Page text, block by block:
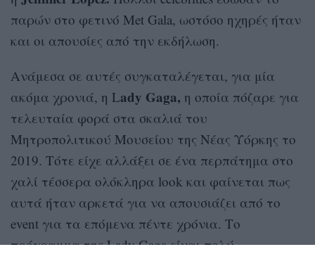
παρών στο φετινό Met Gala, ωστόσο ηχηρές ήταν
και οι απουσίες από την εκδήλωση.
Ανάμεσα σε αυτές συγκαταλέγεται, για μία
ακόμα χρονιά, η Lady Gaga, η οποία πόζαρε για
τελευταία φορά στα σκαλιά του
Μητροπολιτικού Μουσείου της Νέας Υόρκης το
2019. Τότε είχε αλλάξει σε ένα περπάτημα στο
χαλί τέσσερα ολόκληρα look και φαίνεται πως
αυτά ήταν αρκετά για να απουσιάζει από το
event για τα επόμενα πέντε χρόνια. Το
πρόγραμμα της Lady Gaga είναι πολύ